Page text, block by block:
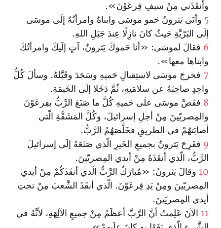
وأنقَذَني مِنْ سيفِ فِرعَوْنَ».
5 وأتَى يَثرونُ حَمو موسَى وابناهُ وامرأتُهُ إلَى موسَى
إلَى البَرّيَّةِ حَيثُ كانَ نازِلًا عِندَ جَبَلِ اللهِ.
6 فقالَ لموسَى: «أنا حَموكَ يَثرونُ، آتٍ إلَيكَ وامرأتُكَ
وابناها معها».
7 فخرجَ موسَى لاستِقبالِ حَميهِ وسَجَدَ وقَبَّلهُ. وسألَ كُلُّ
واحِدٍ صاحِبَهُ عن سلامَتِهِ، ثُمَّ دَخَلا إلَى الخَيمَةِ.
8 فقَصَّ موسَى علَى حَميهِ كُلَّ ما صَنَعَ الرَّبُّ بفِرعَوْنَ
والمِصريّينَ مِنْ أجلِ إسرائيلَ، وكُلَّ المَشَقَّةِ الّتي
أصابَتهُمْ في الطريقِ فخَلَّصَهُمُ الرَّبُّ.
9 ففَرِحَ يَثرونُ بجميعِ الخَيرِ الّذي صَنَعَهُ إلَى إسرائيلَ
الرَّبُّ، الّذي أنقَذَهُ مِنْ أيدي المِصريّينَ.
10 وقالَ يَثرونُ: «مُبارَكٌ الرَّبُّ الّذي أنقَذَكُمْ مِنْ أيدي
المِصريّينَ ومِنْ يَدِ فِرعَوْنَ. الّذي أنقَذَ الشَّعبَ مِنْ تحتِ
أيدي المِصريّينَ.
11 الآنَ عَلِمتُ أنَّ الرَّبَّ أعظَمُ مِنْ جميعِ الآلِهَةِ، لأنَّهُ في